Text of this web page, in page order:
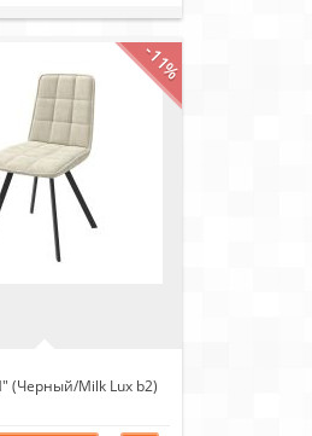
-11%
(Черный/Milk Lux b2)